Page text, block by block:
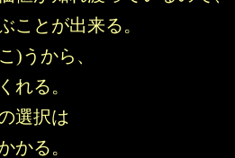
ことが出来る。
)うから、
れる。
選択は
かる。